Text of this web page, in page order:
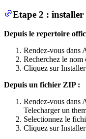
Etape 2 : installer
Depuis le repertoire
Rendez-vous dans
Recherchez le nom
Cliquez sur
Depuis un fichier ZIP :
Rendez-vous dans
Telecharger un
Selectionnez le
Cliquez sur